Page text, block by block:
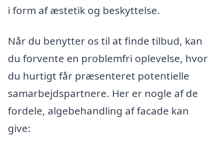
i form af æstetik og beskyttelse.
Når du benytter os til at finde tilbud, kan
du forvente en problemfri oplevelse, hvor
du hurtigt får præsenteret potentielle
samarbejdspartnere. Her er nogle af de
fordele, algebehandling af facade kan
give: